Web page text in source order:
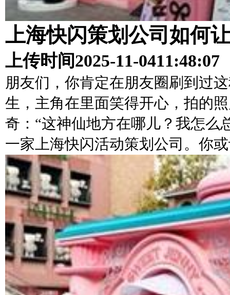
上海快闪策划公司如何
上传时间2025-11-0411:48:07
朋友们，你肯定在朋友圈刷到过
生，主角在里面笑得开心，拍的
奇：“这神仙地方在哪儿？我怎么
一家上海快闪活动策划公司。你